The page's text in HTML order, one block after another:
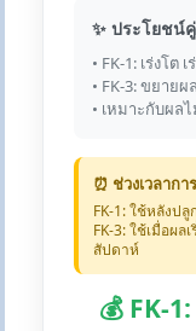
✨ ประโยชน์
• FK-1: เร่งโต
• FK-3: ขยาย
• เหมาะกับผล
⏰ ช่วงเวลากา
FK-1: ใช้หลังป
FK-3: ใช้เมื่อผล
สัปดาห์
💰 FK-